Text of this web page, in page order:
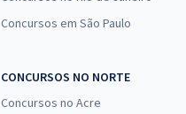
Concursos em São Paulo
CONCURSOS NO NORTE
Concursos no Acre